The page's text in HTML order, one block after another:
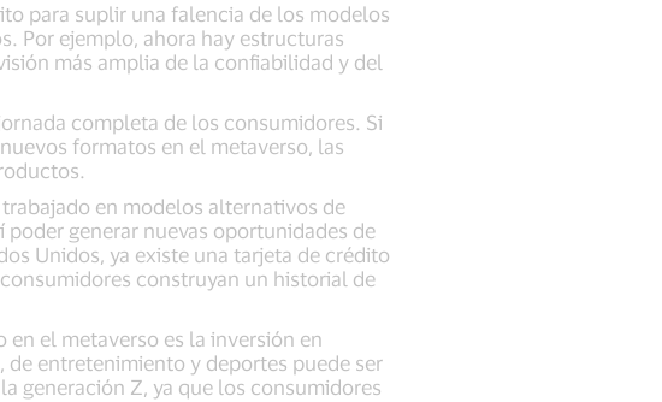
para suplir una falencia de los modelos
Por ejemplo, ahora hay estructuras
más amplia de la confiabilidad y del
completa de los consumidores. Si
formatos en el metaverso, las
en modelos alternativos de
generar nuevas oportunidades de
Unidos, ya existe una tarjeta de crédito
construyan un historial de
el metaverso es la inversión en
de entretenimiento y deportes puede ser
generación Z, ya que los consumidores